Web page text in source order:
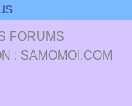
FORUMS
: SAMOMOI.COM